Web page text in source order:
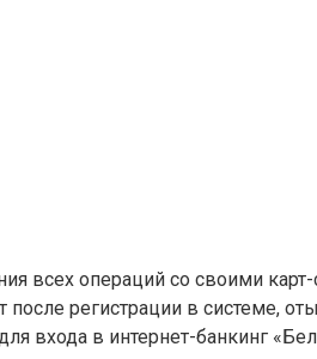
всех операций со своими
регистрации в системе,
входа в интернет-банкинг